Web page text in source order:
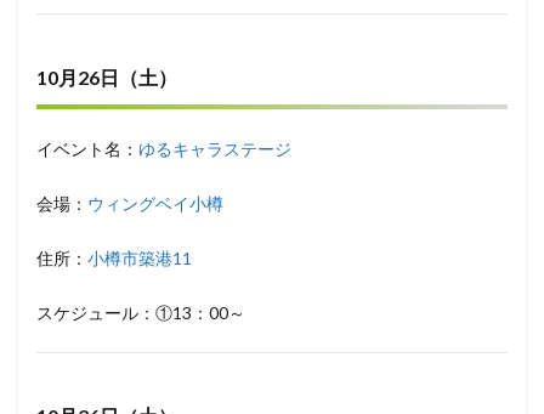
10月26日（土）
イベント名： ゆるキャラステージ
会場： ウィングベイ小樽
住所： 小樽市築港11
スケジュール：①13：00～